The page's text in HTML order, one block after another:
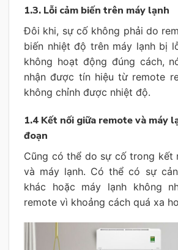
1.3. Lỗi cảm biến trên máy lạnh
Đôi khi, sự cố không phải do
biến nhiệt độ trên máy lạnh bị
không hoạt động đúng cách,
nhận được tín hiệu từ remote
không chỉnh được nhiệt độ.
1.4 Kết nối giữa remote và máy
đoạn
Cũng có thể do sự cố trong kết
và máy lạnh. Có thể có sự
khác hoặc máy lạnh không
remote vì khoảng cách quá xa